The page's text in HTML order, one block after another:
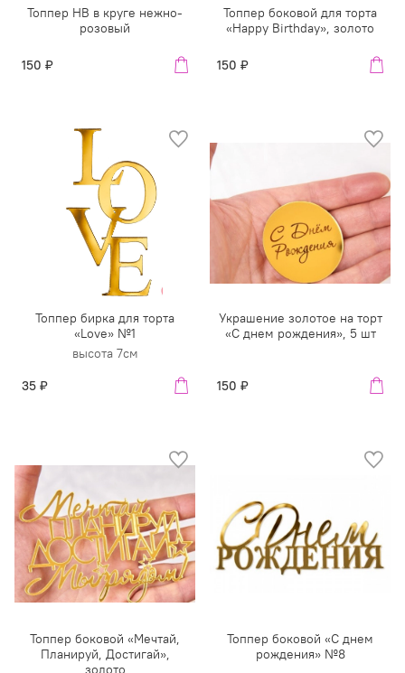
Топпер HB в круге нежно-
розовый
150 ₽
Топпер боковой для торта
«Happy Birthday», золото
150 ₽
Топпер бирка для торта
«Love» №1
высота 7см
35 ₽
Украшение золотое на торт
«С днем рождения», 5 шт
150 ₽
Топпер боковой «Мечтай,
Планируй, Достигай»,
золото
Топпер боковой «С днем
рождения» №8